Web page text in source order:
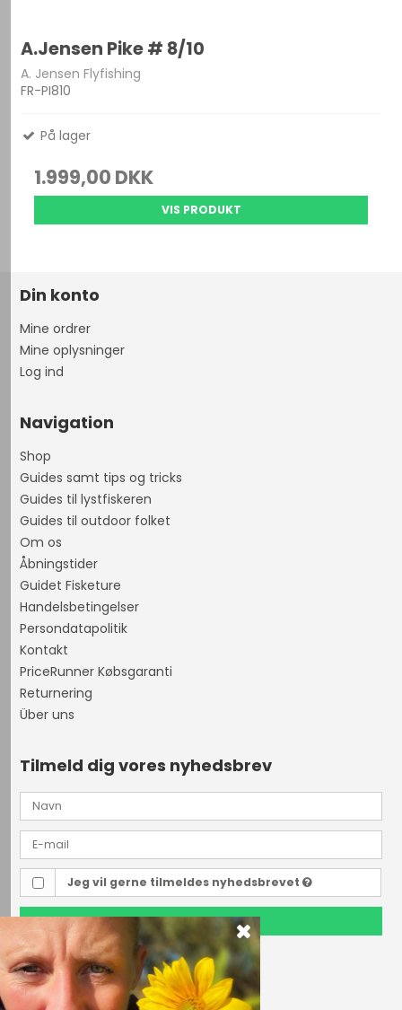
A.Jensen Pike # 8/10
A. Jensen Flyfishing
FR-PI810
På lager
1.999,00 DKK
VIS PRODUKT
Din konto
Mine ordrer
Mine oplysninger
Log ind
Navigation
Shop
Guides samt tips og tricks
Guides til lystfiskeren
Guides til outdoor folket
Om os
Åbningstider
Guidet Fisketure
Handelsbetingelser
Persondatapolitik
Kontakt
PriceRunner Købsgaranti
Returnering
Über uns
Tilmeld dig vores nyhedsbrev
Jeg vil gerne tilmeldes nyhedsbrevet
TILMELD
Outdoor i Centrum
Perlegade 44